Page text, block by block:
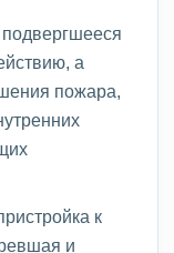
а
пожара,
к
и